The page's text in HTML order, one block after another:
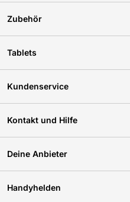
Zubehör
Tablets
Kundenservice
Kontakt und Hilfe
Deine Anbieter
Handyhelden